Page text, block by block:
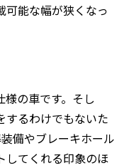
可能な幅が狭くなっ
の車です。そし
するわけでもないた
備やブレーキホール
してくれる印象のほ